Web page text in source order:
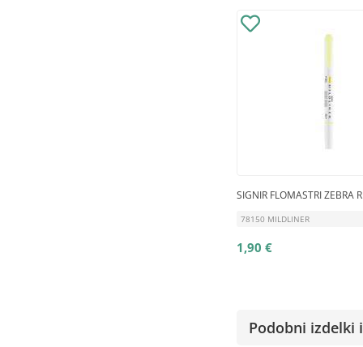
SIGNIR FLOMASTRI ZEBRA
78150 MILDLINER
1,90 €
Podobni izdelki